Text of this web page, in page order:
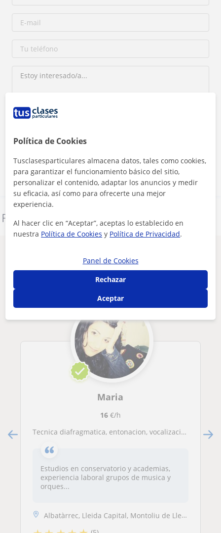
Contactar ahora
Denunciar este perfil
pueden interesarte
Maria
16€/h
Tecnica diafragmatica, entonacion, vocalizacion, interpretacion, tecnicas vocales y efectos en diferentes estilos musicales, materiales necesarios, mantenimiento y mas
Estudios en conservatorio y academias,
experiencia laboral grupos de musica y
orques...
Albatàrrec, Lleida Capital, Montoliu de Lleida, Sudanell
Política de Cookies
Tusclasesparticulares almacena datos, tales como cookies,
para garantizar el funcionamiento básico del sitio,
personalizar el contenido, adaptar los anuncios y medir
su eficacia, así como para ofrecerte una mejor
experiencia.
Al hacer clic en “Aceptar”, aceptas lo establecido en
nuestra Política de Cookies y Política de Privacidad.
Panel de Cookies
Rechazar
Aceptar